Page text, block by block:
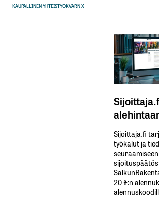
KAUPALLINEN YHTEISTYÖKVARN X
Sijoittaja.fi
työkalut ja
20 %:n